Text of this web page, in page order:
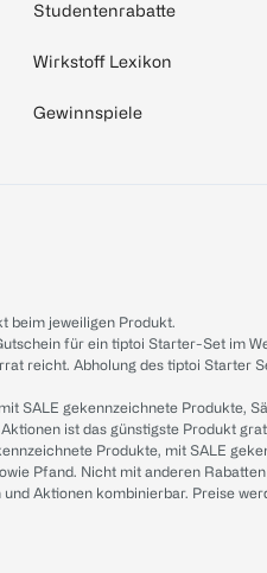
Studentenrabatte
Wirkstoff Lexikon
Gewinnspiele
beim jeweiligen Produkt.
für ein tiptoi Starter-Set im
reicht. Abholung des tiptoi
SALE gekennzeichnete
ist das günstigste Produkt
Produkte, mit SALE
Pfand. Nicht mit anderen
Aktionen kombinierbar. Preise